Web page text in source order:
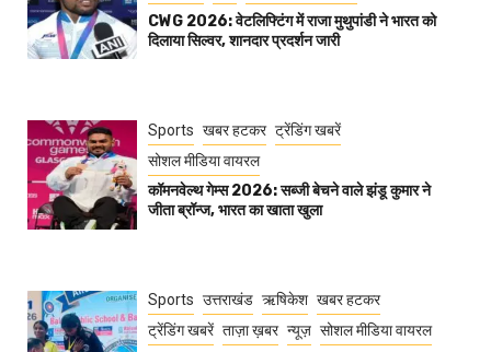
CWG 2026: वेटलिफ्टिंग में राजा मुथुपांडी ने भारत को
दिलाया सिल्वर, शानदार प्रदर्शन जारी
Sports खबर हटकर ट्रेंडिंग खबरें
सोशल मीडिया वायरल
कॉमनवेल्थ गेम्स 2026: सब्जी बेचने वाले झंडू कुमार ने
जीता ब्रॉन्ज, भारत का खाता खुला
Sports उत्तराखंड ऋषिकेश खबर हटकर
ट्रेंडिंग खबरें ताज़ा ख़बर न्यूज़ सोशल मीडिया वायरल